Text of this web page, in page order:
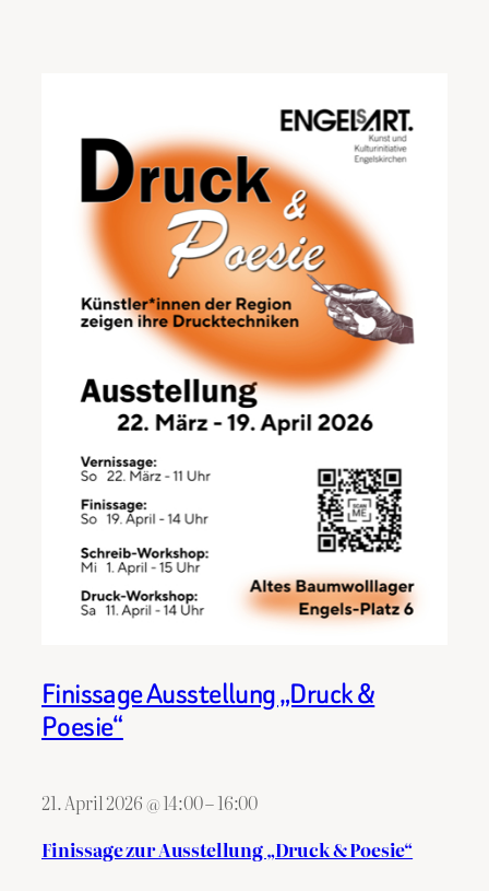
Finissage Ausstellung „Druck &
Poesie“
21. April 2026@14:00–16:00
Finissage zur Ausstellung „Druck & Poesie“